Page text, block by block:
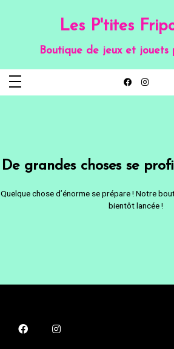
Les P'tites
Boutique de jeux et jouets
De grandes choses se
Quelque chose d’énorme se prépare ! Notre
bientôt lancée !